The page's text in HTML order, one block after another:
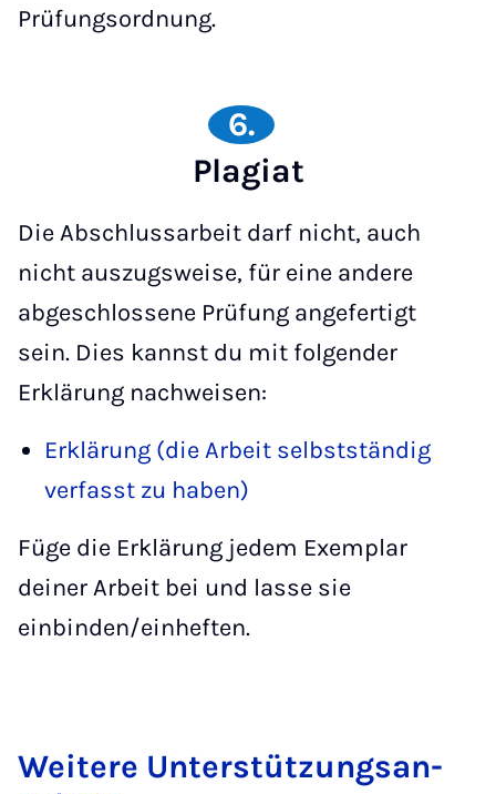
Prüfungsordnung.
6.
Plagiat
Die Abschlussarbeit darf nicht, auch
nicht auszugsweise, für eine andere
abgeschlossene Prüfung angefertigt
sein. Dies kannst du mit folgender
Erklärung nachweisen:
Erklärung (die Arbeit selbstständig
verfasst zu haben)
Füge die Erklärung jedem Exemplar
deiner Arbeit bei und lasse sie
einbinden/einheften.
Wei­te­re Un­ter­stüt­zungs­an­